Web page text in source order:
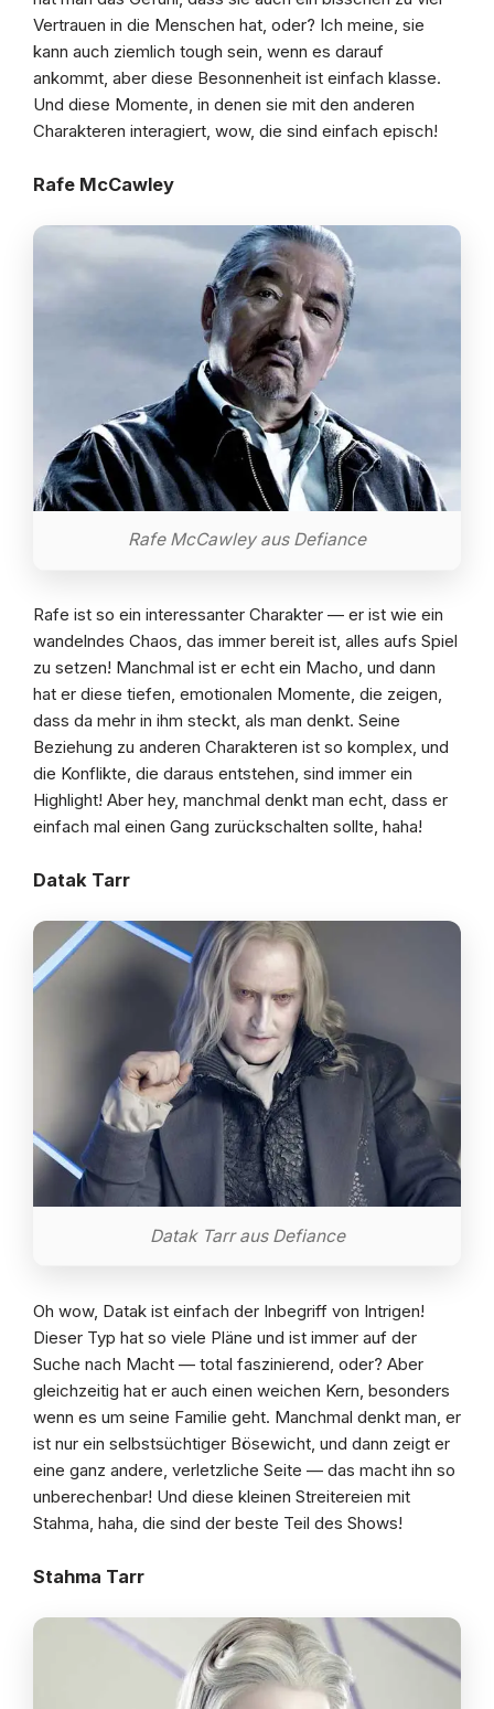
Vertrauen in die Menschen hat, oder? Ich meine, sie
kann auch ziemlich tough sein, wenn es darauf
ankommt, aber diese Besonnenheit ist einfach klasse.
Und diese Momente, in denen sie mit den anderen
Charakteren interagiert, wow, die sind einfach episch!
Rafe McCawley
Rafe McCawley aus Defiance
Rafe ist so ein interessanter Charakter — er ist wie ein
wandelndes Chaos, das immer bereit ist, alles aufs Spiel
zu setzen! Manchmal ist er echt ein Macho, und dann
hat er diese tiefen, emotionalen Momente, die zeigen,
dass da mehr in ihm steckt, als man denkt. Seine
Beziehung zu anderen Charakteren ist so komplex, und
die Konflikte, die daraus entstehen, sind immer ein
Highlight! Aber hey, manchmal denkt man echt, dass er
einfach mal einen Gang zurückschalten sollte, haha!
Datak Tarr
Datak Tarr aus Defiance
Oh wow, Datak ist einfach der Inbegriff von Intrigen!
Dieser Typ hat so viele Pläne und ist immer auf der
Suche nach Macht — total faszinierend, oder? Aber
gleichzeitig hat er auch einen weichen Kern, besonders
wenn es um seine Familie geht. Manchmal denkt man, er
ist nur ein selbstsüchtiger Bösewicht, und dann zeigt er
eine ganz andere, verletzliche Seite — das macht ihn so
unberechenbar! Und diese kleinen Streitereien mit
Stahma, haha, die sind der beste Teil des Shows!
Stahma Tarr